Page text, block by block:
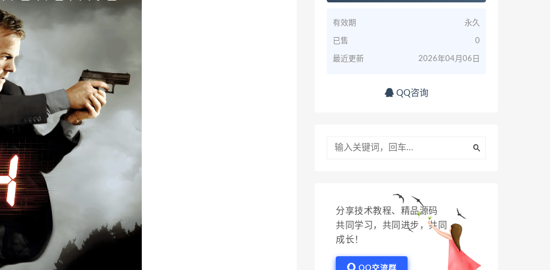
有效期 永久
已售 0
最近更新 2026年04月06日
QQ咨询
分享技术教程、精品源码
共同学习，共同进步，共同
成长！